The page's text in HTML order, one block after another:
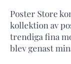
Poster Store
kollektion av
trendiga fina
blev genast